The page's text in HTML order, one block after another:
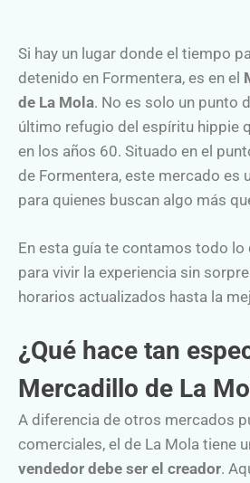
Si hay un lugar donde el tiempo
detenido en Formentera, es en el
de La Mola. No es solo un punto
último refugio del espíritu hippie
en los años 60. Situado en el
de Formentera, este mercado es
para quienes buscan algo más
En esta guía te contamos todo lo
para vivir la experiencia sin
horarios actualizados hasta la
¿Qué hace tan
Mercadillo de La
A diferencia de otros mercados
comerciales, el de La Mola tiene
vendedor debe ser el creador.